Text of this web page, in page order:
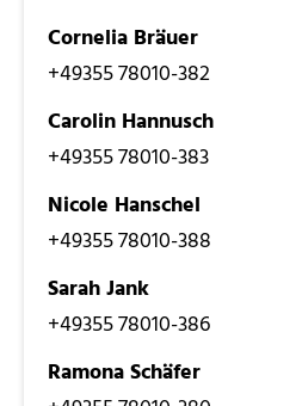
Cornelia Bräuer
+49355 78010-382
Carolin Hannusch
+49355 78010-383
Nicole Hanschel
+49355 78010-388
Sarah Jank
+49355 78010-386
Ramona Schäfer